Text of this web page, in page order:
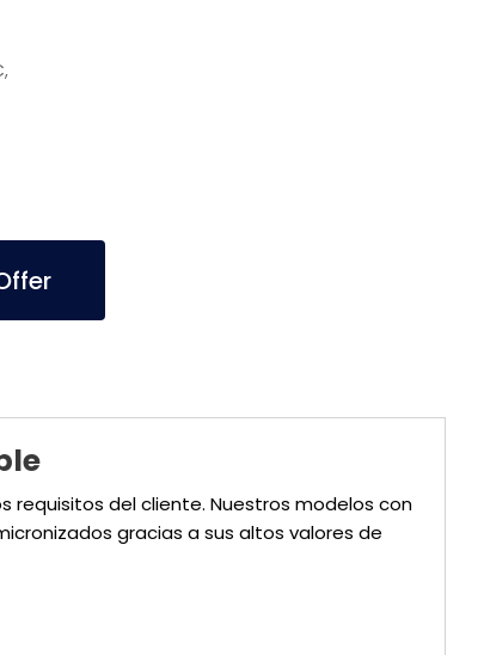
requisitos del cliente. Nuestros modelos con
gracias a sus altos valores de